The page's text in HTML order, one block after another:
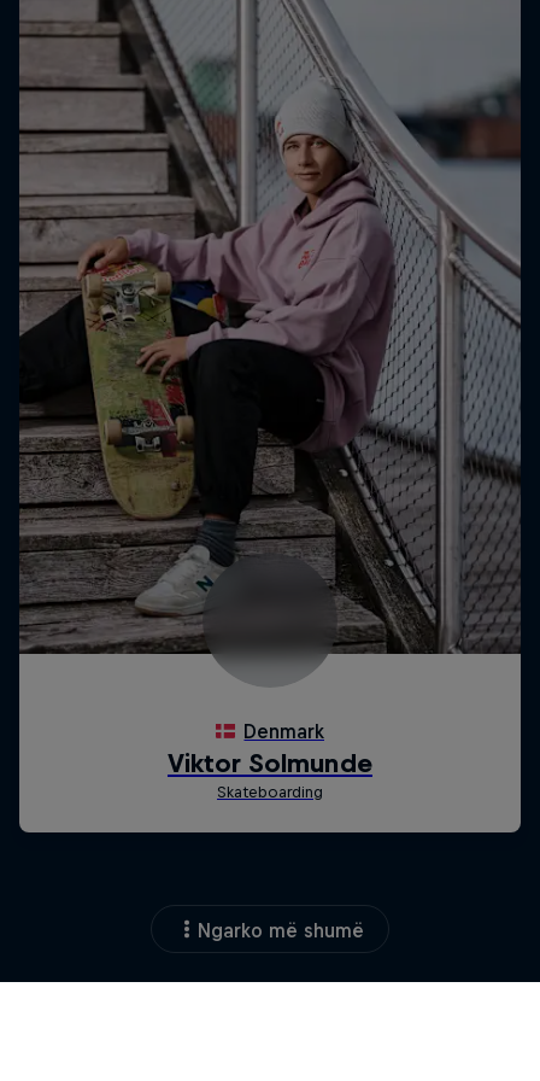
Ngarko më shumë